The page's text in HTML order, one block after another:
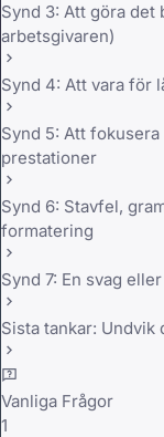
Synd 3: Att göra
arbetsgivaren)
Synd 4: Att vara för
Synd 5: Att
prestationer
Synd 6: Stavfel,
formatering
Synd 7: En svag
Sista tankar: Undvik
Vanliga Frågor
1